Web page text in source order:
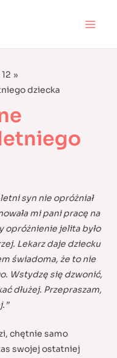
12
dziecka
syn nie opróżniał
mi pani pracę na
opróżnienie jelita było
Lekarz daje dziecku
świadoma, że to nie
Wstydzę się dzwonić,
dłużej. Przepraszam,
chętnie samo
swojej ostatniej